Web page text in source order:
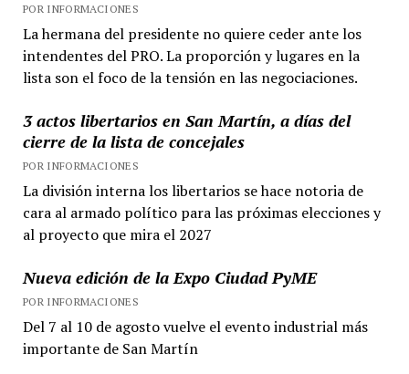
POR INFORMACIONES
La hermana del presidente no quiere ceder ante los
intendentes del PRO. La proporción y lugares en la
lista son el foco de la tensión en las negociaciones.
3 actos libertarios en San Martín, a días del
cierre de la lista de concejales
POR INFORMACIONES
La división interna los libertarios se hace notoria de
cara al armado político para las próximas elecciones y
al proyecto que mira el 2027
Nueva edición de la Expo Ciudad PyME
POR INFORMACIONES
Del 7 al 10 de agosto vuelve el evento industrial más
importante de San Martín